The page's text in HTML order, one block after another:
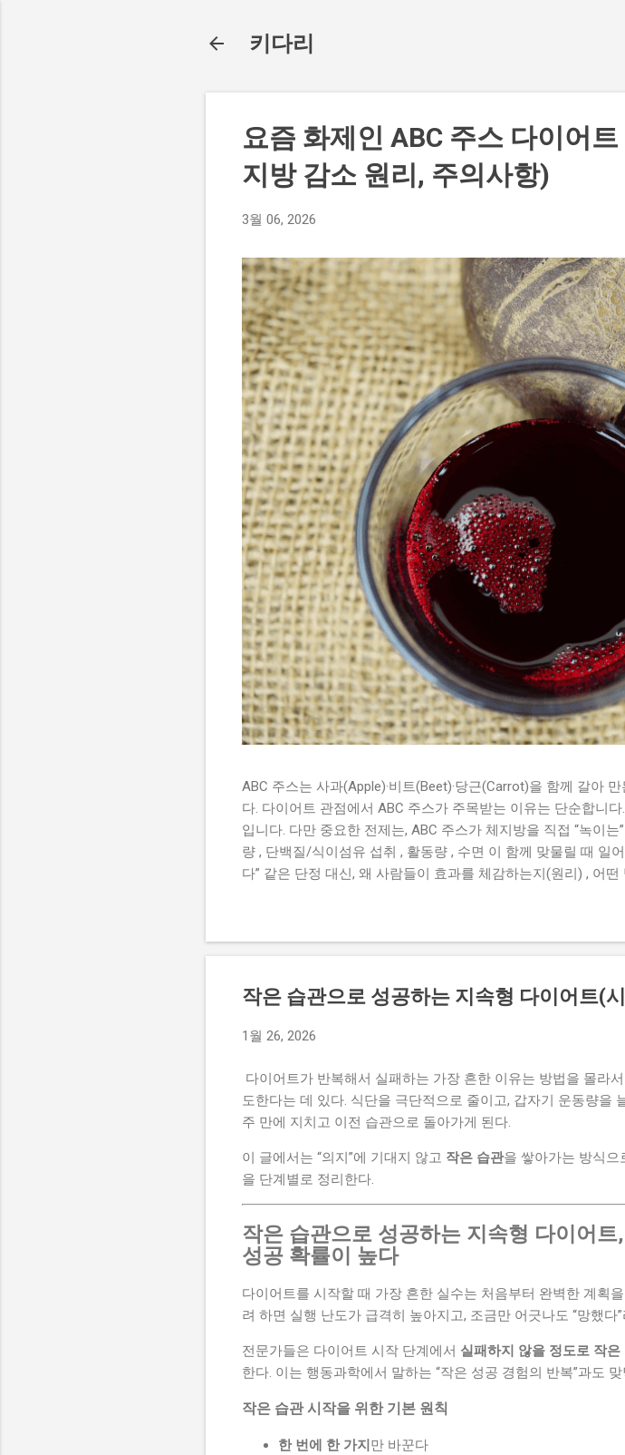
키다리
요즘 화제인 ABC 주스 다이어트
지방 감소 원리, 주의사항)
3월 06, 2026
ABC 주스는 사과(Apple)·비트(Beet)·당근(Carrot)을 함께 갈아
다. 다이어트 관점에서 ABC 주스가 주목받는 이유는 단순합니
입니다. 다만 중요한 전제는, ABC 주스가 체지방을 직접 “녹이
량 , 단백질/식이섬유 섭취 , 활동량 , 수면 이 함께 맞물릴 때 일
다” 같은 단정 대신, 왜 사람들이 효과를 체감하는지(원리) , 어
있어서”라기보다, 달콤함이 있으면서도 상대적으로 부담이 적
포만감 을 주기 쉬운 과일이기 때문입니다. ABC 주스에서 사
단맛이 있어 호불호가 갈릴 수 있는데, 사과가 들어가면 전체
어트에서 가장 중요한 건 ‘이론’이 아니라 ‘지속’인데, 사과는
째로 먹는 날도 섞으면 포만감과 만족도가 더 좋아질 수 있습
‘채소 ...
작은 습관으로 성공하는 지속형 다이어트(
1월 26, 2026
다이어트가 반복해서 실패하는 가장 흔한 이유는 방법을 몰라
도한다는 데 있다. 식단을 극단적으로 줄이고, 갑자기 운동량을
주 만에 지치고 이전 습관으로 돌아가게 된다.
이 글에서는 “의지”에 기대지 않고 작은 습관을 쌓아가는 방식으
을 단계별로 정리한다.
작은 습관으로 성공하는 지속형 다이어트
성공 확률이 높다
다이어트를 시작할 때 가장 흔한 실수는 처음부터 완벽한 계획
려 하면 실행 난도가 급격히 높아지고, 조금만 어긋나도 “망했다
전문가들은 다이어트 시작 단계에서 실패하지 않을 정도로 작은
한다. 이는 행동과학에서 말하는 “작은 성공 경험의 반복”과도
작은 습관 시작을 위한 기본 원칙
한 번에 한 가지 만 바꾼다